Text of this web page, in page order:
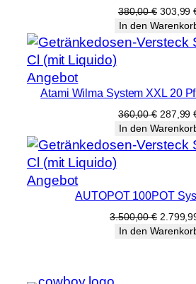
Angebot380,00€
Preis
war:
380,00
303,99
In den
AngebotProdukt
im
Angebot
Atami Wilma System XXL 20
360,00€
Preis
war:
360,00
287,99
In den
AngebotProdukt
im
Angebot
AUTOPOT 100POT
3.500,00€
Preis
In den